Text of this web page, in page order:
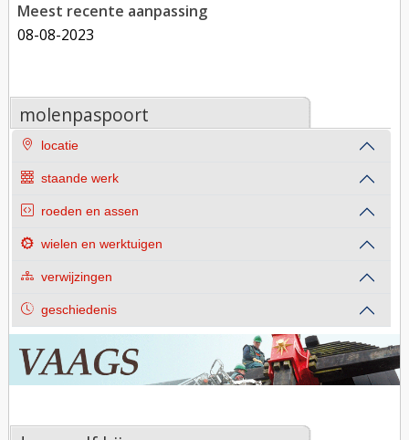
Meest recente aanpassing
08-08-2023
molenpaspoort
locatie
staande werk
roeden en assen
wielen en werktuigen
verwijzingen
geschiedenis